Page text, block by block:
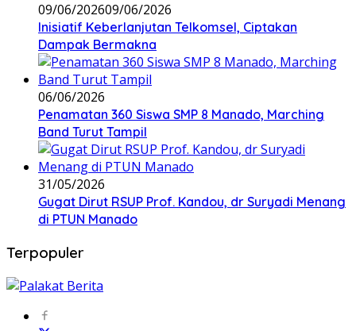
09/06/202609/06/2026
Inisiatif Keberlanjutan Telkomsel, Ciptakan
Dampak Bermakna
06/06/2026
Penamatan 360 Siswa SMP 8 Manado, Marching
Band Turut Tampil
31/05/2026
Gugat Dirut RSUP Prof. Kandou, dr Suryadi Menang
di PTUN Manado
Terpopuler